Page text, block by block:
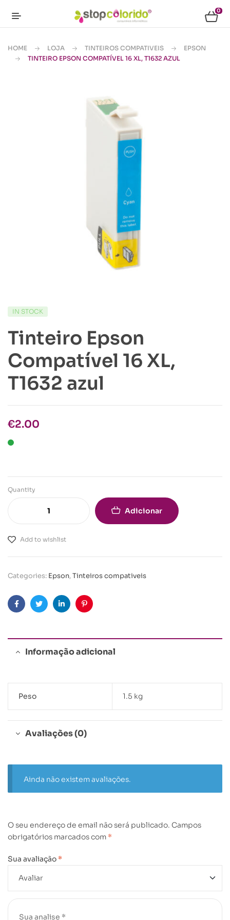
0
HOME LOJA TINTEIROS COMPATIVEIS
EPSON
TINTEIRO EPSON COMPATÍVEL 16 XL, T1632 AZUL
IN STOCK
Tinteiro Epson
Compatível 16 XL,
T1632 azul
€2.00
Quantity
Adicionar
Add to wishlist
Categories: Epson,Tinteiros compativeis
FacebookTwitterLinkedinPinterest
Informação adicional
Peso 1.5 kg
Avaliações (0)
Ainda não existem avaliações.
O seu endereço de email não será publicado. Campos
obrigatórios marcados com *
Sua avaliação *